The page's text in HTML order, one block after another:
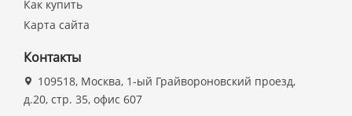
Как купить
Карта сайта
Контакты
109518, Москва, 1-ый Грайвороновский проезд,
д.20, стр. 35, офис 607